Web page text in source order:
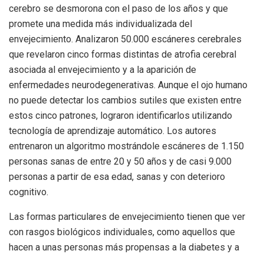
cerebro se desmorona con el paso de los años y que
promete una medida más individualizada del
envejecimiento. Analizaron 50.000 escáneres cerebrales
que revelaron cinco formas distintas de atrofia cerebral
asociada al envejecimiento y a la aparición de
enfermedades neurodegenerativas. Aunque el ojo humano
no puede detectar los cambios sutiles que existen entre
estos cinco patrones, lograron identificarlos utilizando
tecnología de aprendizaje automático. Los autores
entrenaron un algoritmo mostrándole escáneres de 1.150
personas sanas de entre 20 y 50 años y de casi 9.000
personas a partir de esa edad, sanas y con deterioro
cognitivo.
Las formas particulares de envejecimiento tienen que ver
con rasgos biológicos individuales, como aquellos que
hacen a unas personas más propensas a la diabetes y a